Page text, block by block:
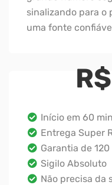
sinalizando para o
uma fonte
R$
Início em 60
Entrega Super
Garantia de
Sigilo Absoluto
Não precisa da